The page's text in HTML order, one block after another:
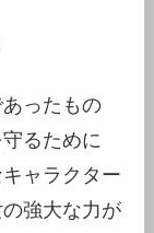
ったもの
るために
ャラクター
強大な力が